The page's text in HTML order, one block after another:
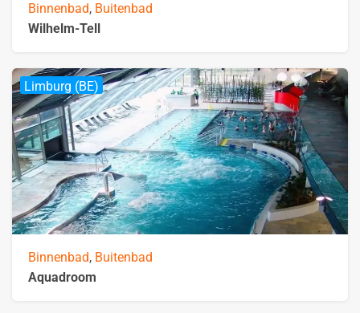
Binnenbad, Buitenbad
Wilhelm-Tell
Limburg (BE)
Binnenbad, Buitenbad
Aquadroom